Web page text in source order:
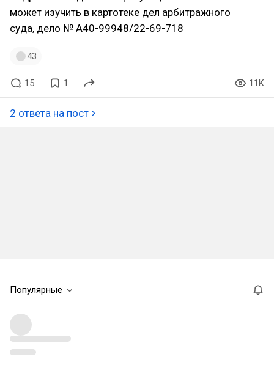
может изучить в картотеке дел арбитражного
суда, дело № А40-99948/22-69-718
43
15 1 11K
2 ответа на пост
Популярные